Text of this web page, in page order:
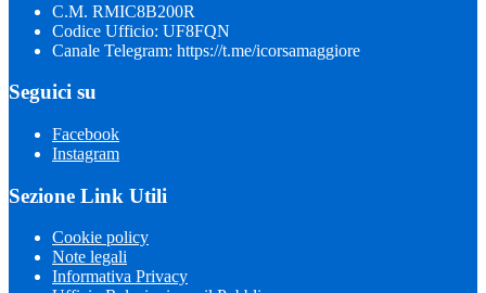
C.M. RMIC8B200R
Codice Ufficio: UF8FQN
Canale Telegram: https://t.me/icorsamaggiore
Seguici su
Facebook
Instagram
Sezione Link Utili
Cookie policy
Note legali
Informativa Privacy